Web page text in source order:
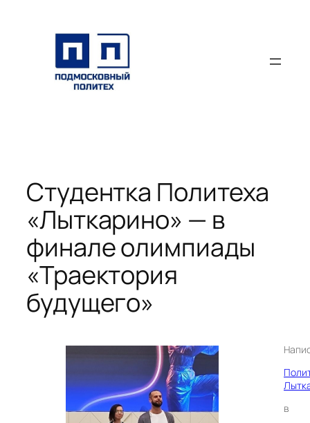
содержимому
Студентка Политеха
«Лыткарино» — в
финале олимпиады
«Траектория
будущего»
в